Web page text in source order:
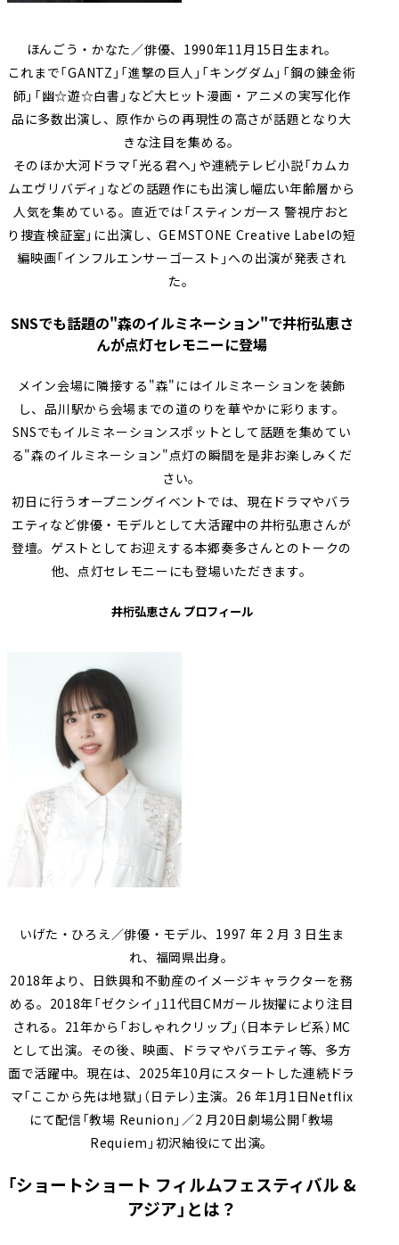
ほんごう・かなた／俳優、1990年11月15日生まれ。
これまで「GANTZ」「進撃の巨人」「キングダム」「鋼の錬金術
師」「幽☆遊☆白書」など大ヒット漫画・アニメの実写化作
品に多数出演し、原作からの再現性の高さが話題となり大
きな注目を集める。
そのほか大河ドラマ「光る君へ」や連続テレビ小説「カムカ
ムエヴリバディ」などの話題作にも出演し幅広い年齢層から
人気を集めている。直近では「スティンガース 警視庁おと
り捜査検証室」に出演し、GEMSTONE Creative Labelの短
編映画「インフルエンサーゴースト」への出演が発表され
た。
SNSでも話題の"森のイルミネーション"で井桁弘恵さ
んが点灯セレモニーに登場
メイン会場に隣接する"森"にはイルミネーションを装飾
し、品川駅から会場までの道のりを華やかに彩ります。
SNSでもイルミネーションスポットとして話題を集めてい
る"森のイルミネーション"点灯の瞬間を是非お楽しみくだ
さい。
初日に行うオープニングイベントでは、現在ドラマやバラ
エティなど俳優・モデルとして大活躍中の井桁弘恵さんが
登壇。ゲストとしてお迎えする本郷奏多さんとのトークの
他、点灯セレモニーにも登場いただきます。
井桁弘恵さん プロフィール
いげた・ひろえ／俳優・モデル、1997 年 2 月 3 日生ま
れ、福岡県出⾝。
2018年より、日鉄興和不動産のイメージキャラクターを務
める。2018年「ゼクシイ」11代目CMガール抜擢により注目
される。21年から「おしゃれクリップ」（日本テレビ系）MC
として出演。その後、映画、ドラマやバラエティ等、多方
面で活躍中。現在は、2025年10月にスタートした連続ドラ
マ「ここから先は地獄」（日テレ）主演。26 年1月1日Netflix
にて配信「教場 Reunion」／2 月20日劇場公開「教場
Requiem」初沢紬役にて出演。
「ショートショート フィルムフェスティバル &
アジア」とは？